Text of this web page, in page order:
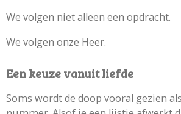
We volgen niet alleen een opdracht.
We volgen onze Heer.
Een keuze vanuit liefde
Soms wordt de doop vooral gezien